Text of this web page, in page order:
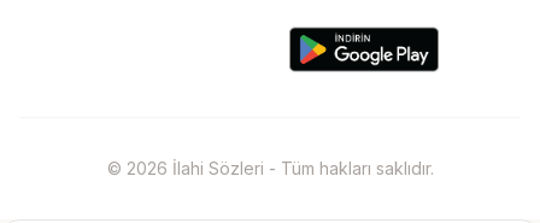
© 2026 İlahi Sözleri - Tüm hakları saklıdır.